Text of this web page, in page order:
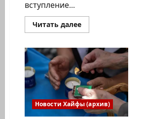
вступление...
Читать далееПрочитать
больше
Мицура.
Здоровая
наглость
и
напор
–
залог
победы!
2
часть
Новости Хайфы (архив)